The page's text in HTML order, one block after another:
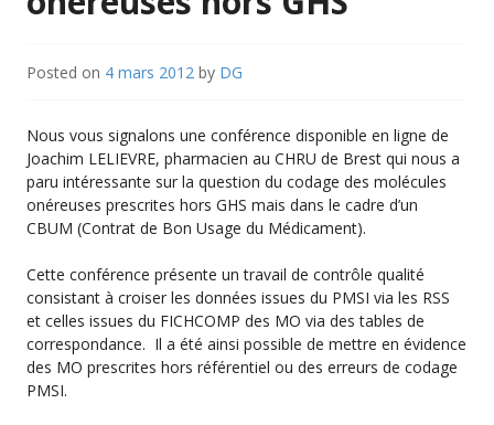
Posted on 4 mars 2012 by DG
Nous vous signalons une conférence disponible en ligne de
Joachim LELIEVRE, pharmacien au CHRU de Brest qui nous a
paru intéressante sur la question du codage des molécules
onéreuses prescrites hors GHS mais dans le cadre d’un
CBUM (Contrat de Bon Usage du Médicament).
Cette conférence présente un travail de contrôle qualité
consistant à croiser les données issues du PMSI via les RSS
et celles issues du FICHCOMP des MO via des tables de
correspondance. Il a été ainsi possible de mettre en évidence
des MO prescrites hors référentiel ou des erreurs de codage
PMSI.